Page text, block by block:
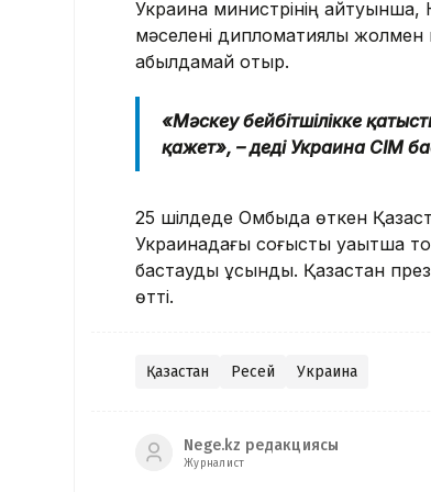
Украина министрінің айтуынша,
мәселені дипломатиялық
қабылдамай отыр.
«Мәскеу бейбітшілікке
қажет», – деді Украина СІМ
25 шілдеде Омбыда өткен
Украинадағы соғысты уақытша
бастауды ұсынды. Қазақстан
өтті.
Қазақстан Ресей Украина
Nege.kz редакциясы
Журналист